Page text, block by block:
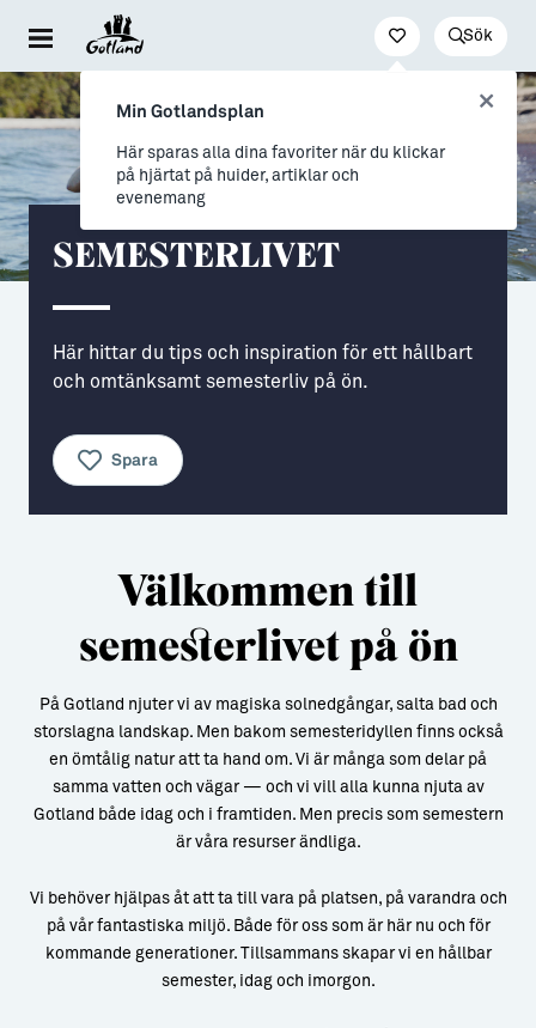
Sök
Evenemang
Resa hit & runt
Kultur & nöje
Hitta boende
Konst & form
Guider (Gotland på egen hand)
Aktiviteter
Sustainable Plejs
Gotlands kulturarv
Almedalsveckan
Visby Centrum
För dig som drömmer
→ Nyfiken på Gotland
→ Vi som valt livet på Gotland
→ Inför flytten
Allt om Gotland
→ Våra gotländska socknar
→ Gutamål och gotländska
Allt om bostad
→ Bygga hus
Allt om livet på Ön
→ Föreningsliv
→ Idrottsliv
Jobb
Distansarbete från Gotland
Stöd till företag
SEMESTERLIVET
Här hittar du tips och inspiration för ett hållbart
och omtänksamt semesterliv på ön.
Spara
Välkommen till
semesterlivet på ön
På Gotland njuter vi av magiska solnedgångar, salta bad och
storslagna landskap. Men bakom semesteridyllen finns också
en ömtålig natur att ta hand om. Vi är många som delar på
samma vatten och vägar — och vi vill alla kunna njuta av
Gotland både idag och i framtiden. Men precis som semestern
är våra resurser ändliga.
Vi behöver hjälpas åt att ta till vara på platsen, på varandra och
på vår fantastiska miljö. Både för oss som är här nu och för
kommande generationer. Tillsammans skapar vi en hållbar
semester, idag och imorgon.
Min Gotlandsplan
Här sparas alla dina favoriter när du klickar
på hjärtat på huider, artiklar och
evenemang